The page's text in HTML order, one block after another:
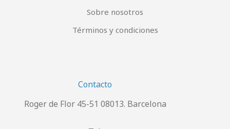
Sobre nosotros
Términos y condiciones
Contacto
Roger de Flor 45-51 08013. Barcelona